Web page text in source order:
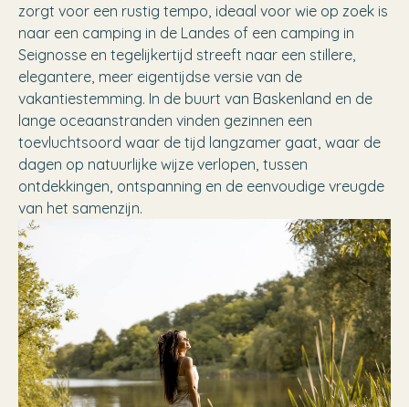
zorgt voor een rustig tempo, ideaal voor wie op zoek is
naar een camping in de Landes of een camping in
Seignosse en tegelijkertijd streeft naar een stillere,
elegantere, meer eigentijdse versie van de
vakantiestemming. In de buurt van Baskenland en de
lange oceaanstranden vinden gezinnen een
toevluchtsoord waar de tijd langzamer gaat, waar de
dagen op natuurlijke wijze verlopen, tussen
ontdekkingen, ontspanning en de eenvoudige vreugde
van het samenzijn.